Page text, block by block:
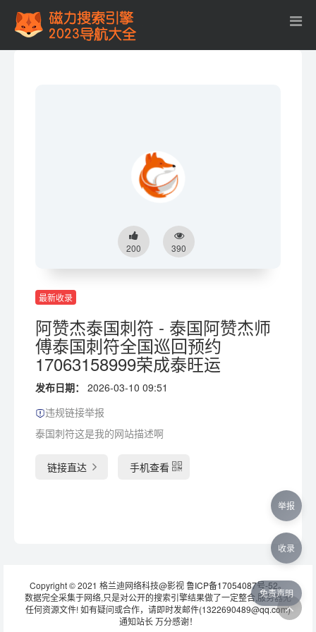
200 390
最新收录
阿赞杰泰国刺符 - 泰国阿赞杰师
傅泰国刺符全国巡回预约
17063158999荣成泰旺运
发布日期：
2026-03-10 09:51
违规链接举报
泰国刺符这是我的网站描述啊
链接直达 手机查看
Copyright © 2021 格兰迪网络科技@影视鲁ICP备17054087号-52。
数据完全采集于网络,只是对公开的搜索引擎结果做了一定整合,服务器无
任何资源文件! 如有疑问或合作，请即时发邮件(1322690489@qq.com)
通知站长 万分感谢！
免责声明
举报
收录